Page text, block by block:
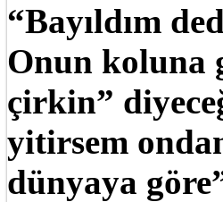
“Bayıldım
Onun koluna
çirkin”
yitirsem
dünyaya